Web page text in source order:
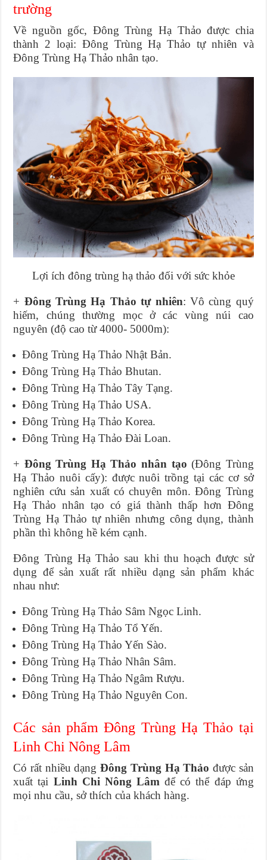
trường
Về nguồn gốc, Đông Trùng Hạ Thảo được chia
thành 2 loại: Đông Trùng Hạ Thảo tự nhiên và
Đông Trùng Hạ Thảo nhân tạo.
Lợi ích đông trùng hạ thảo đối với sức khỏe
+ Đông Trùng Hạ Thảo tự nhiên: Vô cùng quý
hiếm, chúng thường mọc ở các vùng núi cao
nguyên (độ cao từ 4000- 5000m):
Đông Trùng Hạ Thảo Nhật Bản.
Đông Trùng Hạ Thảo Bhutan.
Đông Trùng Hạ Thảo Tây Tạng.
Đông Trùng Hạ Thảo USA.
Đông Trùng Hạ Thảo Korea.
Đông Trùng Hạ Thảo Đài Loan.
+ Đông Trùng Hạ Thảo nhân tạo (Đông Trùng
Hạ Thảo nuôi cấy): được nuôi trồng tại các cơ sở
nghiên cứu sản xuất có chuyên môn. Đông Trùng
Hạ Thảo nhân tạo có giá thành thấp hơn Đông
Trùng Hạ Thảo tự nhiên nhưng công dụng, thành
phần thì không hề kém cạnh.
Đông Trùng Hạ Thảo sau khi thu hoạch được sử
dụng để sản xuất rất nhiều dạng sản phẩm khác
nhau như:
Đông Trùng Hạ Thảo Sâm Ngọc Linh.
Đông Trùng Hạ Thảo Tổ Yến.
Đông Trùng Hạ Thảo Yến Sào.
Đông Trùng Hạ Thảo Nhân Sâm.
Đông Trùng Hạ Thảo Ngâm Rượu.
Đông Trùng Hạ Thảo Nguyên Con.
Các sản phẩm Đông Trùng Hạ Thảo tại
Linh Chi Nông Lâm
Có rất nhiều dạngĐông Trùng Hạ Thảo được sản
xuất tại Linh Chi Nông Lâm để có thể đáp ứng
mọi nhu cầu, sở thích của khách hàng.